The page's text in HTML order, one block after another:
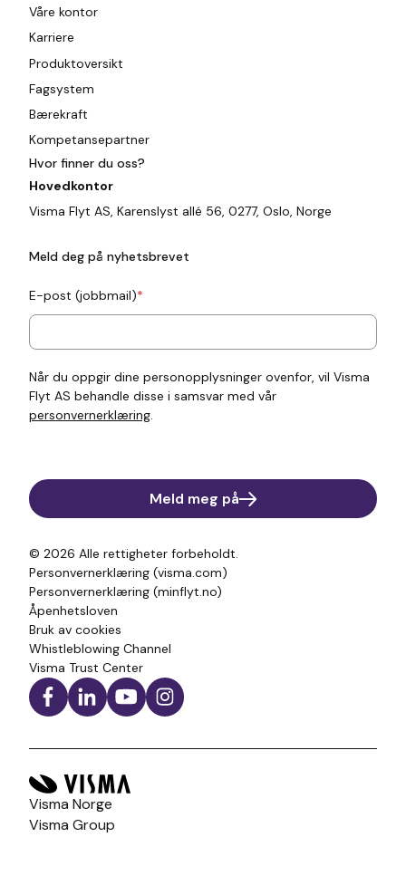
Meld deg på nyhetsbrevet
E-post (jobbmail)*
Når du oppgir dine personopplysninger ovenfor, vil Visma
Flyt AS behandle disse i samsvar med vår
personvernerklæring.
Meld meg på
Våre kontor
Karriere
Produktoversikt
Fagsystem
Bærekraft
Kompetansepartner
Hvor finner du oss?
Hovedkontor
Visma Flyt AS, Karenslyst allé 56, 0277, Oslo, Norge
© 2026 Alle rettigheter forbeholdt.
Personvernerklæring (visma.com)
Personvernerklæring (minflyt.no)
Åpenhetsloven
Bruk av cookies
Whistleblowing Channel
Visma Trust Center
Visma Norge
Visma Group